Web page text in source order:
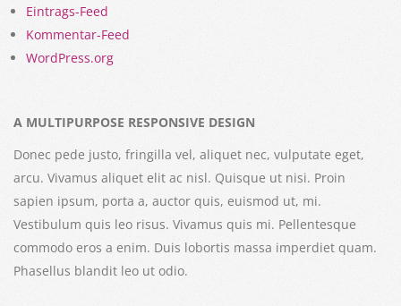
Eintrags-Feed
Kommentar-Feed
WordPress.org
A MULTIPURPOSE RESPONSIVE DESIGN
Donec pede justo, fringilla vel, aliquet nec, vulputate eget,
arcu. Vivamus aliquet elit ac nisl. Quisque ut nisi. Proin
sapien ipsum, porta a, auctor quis, euismod ut, mi.
Vestibulum quis leo risus. Vivamus quis mi. Pellentesque
commodo eros a enim. Duis lobortis massa imperdiet quam.
Phasellus blandit leo ut odio.